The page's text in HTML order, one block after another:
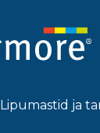
Lipumastid ja